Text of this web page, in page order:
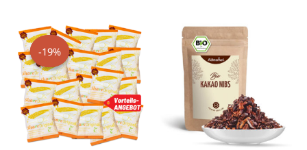
-19%
-19%
Ursprünglicher
Preis
war:
€ 85,00
Aktueller
Preis
ist:
€ 69,00.
auf.
Die
Optionen